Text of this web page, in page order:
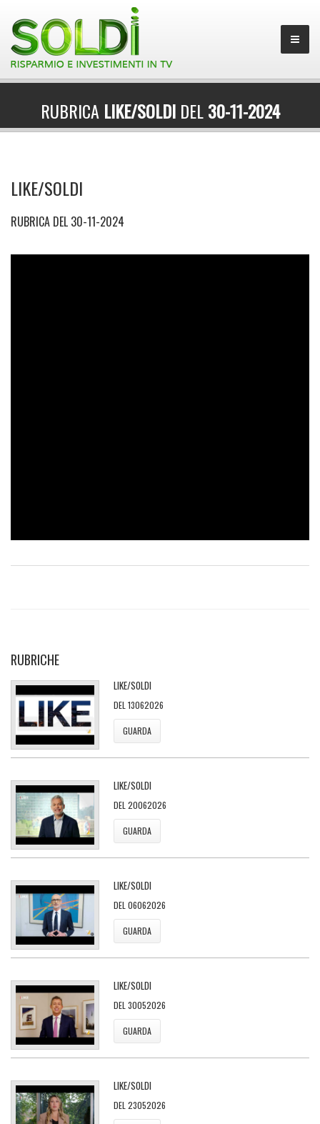
RUBRICA LIKE/SOLDIDEL30-11-2024
LIKE/SOLDI
RUBRICA DEL 30-11-2024
RUBRICHE
LIKE/SOLDI
DEL 13062026
GUARDA
LIKE/SOLDI
DEL 20062026
GUARDA
LIKE/SOLDI
DEL 06062026
GUARDA
LIKE/SOLDI
DEL 30052026
GUARDA
LIKE/SOLDI
DEL 23052026